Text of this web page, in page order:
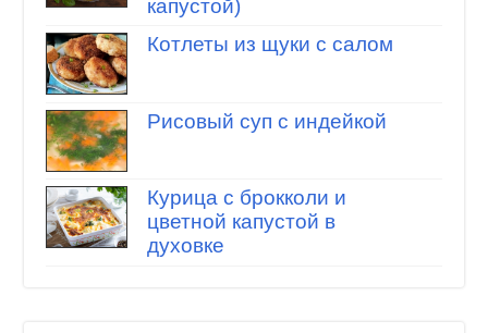
капустой)
Котлеты из щуки с салом
Рисовый суп с индейкой
Курица с брокколи и
цветной капустой в
духовке